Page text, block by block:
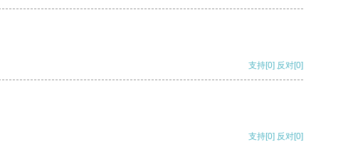
支持[0] 反对[0]
支持[0] 反对[0]